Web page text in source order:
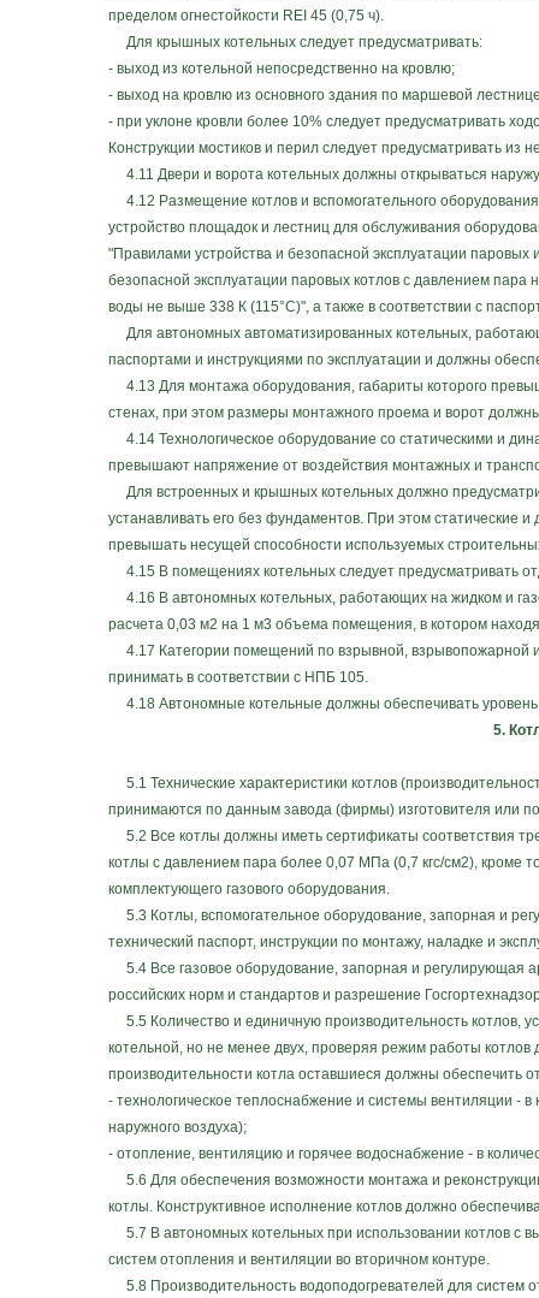
пределом огнестойкости REI 45 (0,75 ч).
Для крышных котельных следует предусматривать:
- выход из котельной непосредственно на кровлю;
- выход на кровлю из основного здания по маршевой
- при уклоне кровли более 10% следует предусматривать
Конструкции мостиков и перил следует предусматривать из
4.11 Двери и ворота котельных должны открываться
4.12 Размещение котлов и вспомогательного
устройство площадок и лестниц для обслуживания
"Правилами устройства и безопасной эксплуатации
безопасной эксплуатации паровых котлов с давлением пара
воды не выше 338 К (115°С)", а также в соответствии с
Для автономных автоматизированных котельных,
паспортами и инструкциями по эксплуатации и должны
4.13 Для монтажа оборудования, габариты которого
стенах, при этом размеры монтажного проема и ворот
4.14 Технологическое оборудование со статическими и
превышают напряжение от воздействия монтажных и
Для встроенных и крышных котельных должно
устанавливать его без фундаментов. При этом статические
превышать несущей способности используемых
4.15 В помещениях котельных следует предусматривать
4.16 В автономных котельных, работающих на жидком и
расчета 0,03 м2 на 1 м3 объема помещения, в котором
4.17 Категории помещений по взрывной, взрывопожарной
принимать в соответствии с НПБ 105.
4.18 Автономные котельные должны обеспечивать уровень
5.
5.1 Технические характеристики котлов
принимаются по данным завода (фирмы) изготовителя или
5.2 Все котлы должны иметь сертификаты соответствия
котлы с давлением пара более 0,07 МПа (0,7 кгс/см2), кроме
комплектующего газового оборудования.
5.3 Котлы, вспомогательное оборудование, запорная и
технический паспорт, инструкции по монтажу, наладке и
5.4 Все газовое оборудование, запорная и регулирующая
российских норм и стандартов и разрешение
5.5 Количество и единичную производительность котлов,
котельной, но не менее двух, проверяя режим работы котлов
производительности котла оставшиеся должны обеспечить
- технологическое теплоснабжение и системы вентиляции -
наружного воздуха);
- отопление, вентиляцию и горячее водоснабжение - в
5.6 Для обеспечения возможности монтажа и
котлы. Конструктивное исполнение котлов должно
5.7 В автономных котельных при использовании котлов с
систем отопления и вентиляции во вторичном контуре.
5.8 Производительность водоподогревателей для систем